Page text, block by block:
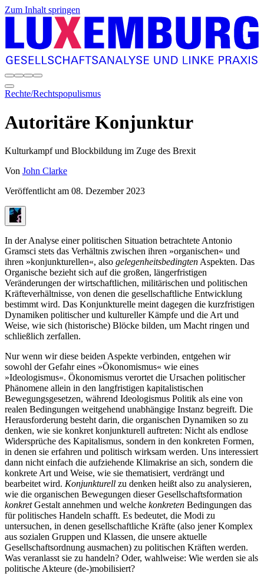
Zum Inhalt springen
Rechte/Rechtspopulismus
Autoritäre Konjunktur
Kulturkampf und Blockbildung im Zuge des Brexit
Von John Clarke
Veröffentlicht am 08. Dezember 2023
In der Analyse einer politischen Situation betrachtete Antonio
Gramsci stets das Verhältnis zwischen ihren »organischen« und
ihren »konjunkturellen«, also gelegenheitsbedingtenAspekten. Das
Organische bezieht sich auf die großen, längerfristigen
Veränderungen der wirtschaftlichen, militärischen und politischen
Kräfteverhältnisse, von denen die gesellschaftliche Entwicklung
bestimmt wird. Das Konjunkturelle meint dagegen die kurzfristigen
Dynamiken politischer und kultureller Kämpfe und die Art und
Weise, wie sich (historische) Blöcke bilden, um Macht ringen und
schließlich zerfallen.
Nur wenn wir diese beiden Aspekte verbinden, entgehen wir
sowohl der Gefahr eines »Ökonomismus« wie eines
»Ideologismus«. Ökonomismus verortet die Ursachen politischer
Phänomene allein in den langfristigen kapitalistischen
Bewegungsgesetzen, während Ideologismus Politik als eine von
realen Bedingungen weitgehend unabhängige Instanz begreift. Die
Herausforderung besteht darin, die organischen Dynamiken so zu
denken, wie sie konkret konjunkturell auftreten: Nicht als endlose
Widersprüche des Kapitalismus, sondern in den konkreten Formen,
in denen sie erfahren und politisch wirksam werden. Uns interessiert
dann nicht einfach die aufziehende Klimakrise an sich, sondern die
konkrete Art und Weise, wie sie thematisiert, verdrängt und
bearbeitet wird. Konjunkturell zu denken heißt also zu analysieren,
wie die organischen Bewegungen dieser Gesellschaftsformation
konkretGestalt annehmen und welche konkreten Bedingungen das
für politisches Handeln schafft. Es bedeutet, die Modi zu
untersuchen, in denen gesellschaftliche Kräfte (also jener Komplex
aus sozialen Gruppen und Klassen, die unsere aktuelle
Gesellschaftsordnung ausmachen) zu politischen Kräften werden.
Was veranlasst sie zu handeln? Oder, wahlweise: Wie werden sie als
politische Akteure (de-)mobilisiert?